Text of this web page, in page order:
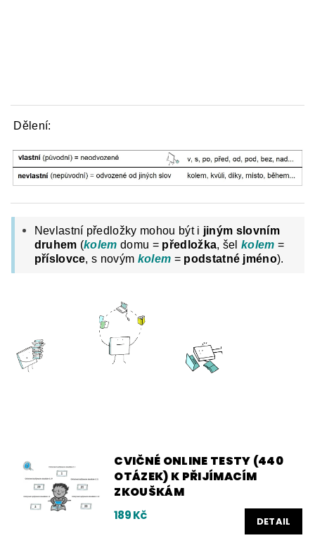
Dělení:
Nevlastní předložky mohou být i jiným slovním
druhem (kolem domu = předložka, šelkolem =
příslovce, s novým kolem = podstatné jméno).
CVIČNÉ ONLINE TESTY (440
OTÁZEK) K PŘIJÍMACÍM
ZKOUŠKÁM
189 Kč DETAIL